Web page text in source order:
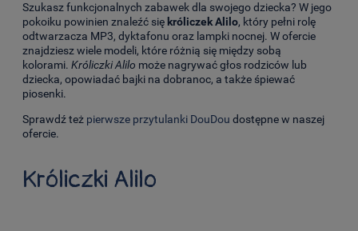
Szukasz funkcjonalnych zabawek dla swojego dziecka? W jego
pokoiku powinien znaleźć się króliczek Alilo, który pełni rolę
odtwarzacza MP3, dyktafonu oraz lampki nocnej. W ofercie
znajdziesz wiele modeli, które różnią się między sobą
kolorami. Króliczki Alilo może nagrywać głos rodziców lub
dziecka, opowiadać bajki na dobranoc, a także śpiewać
piosenki.
Sprawdź też pierwsze przytulanki DouDou dostępne w naszej
ofercie.
Króliczki Alilo